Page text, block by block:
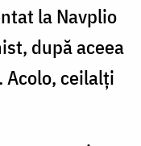
la Navplio
după aceea
ceilalți